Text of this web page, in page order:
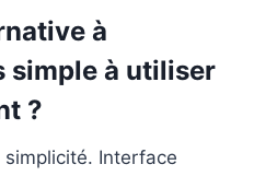
à
simple à utiliser
?
Interface